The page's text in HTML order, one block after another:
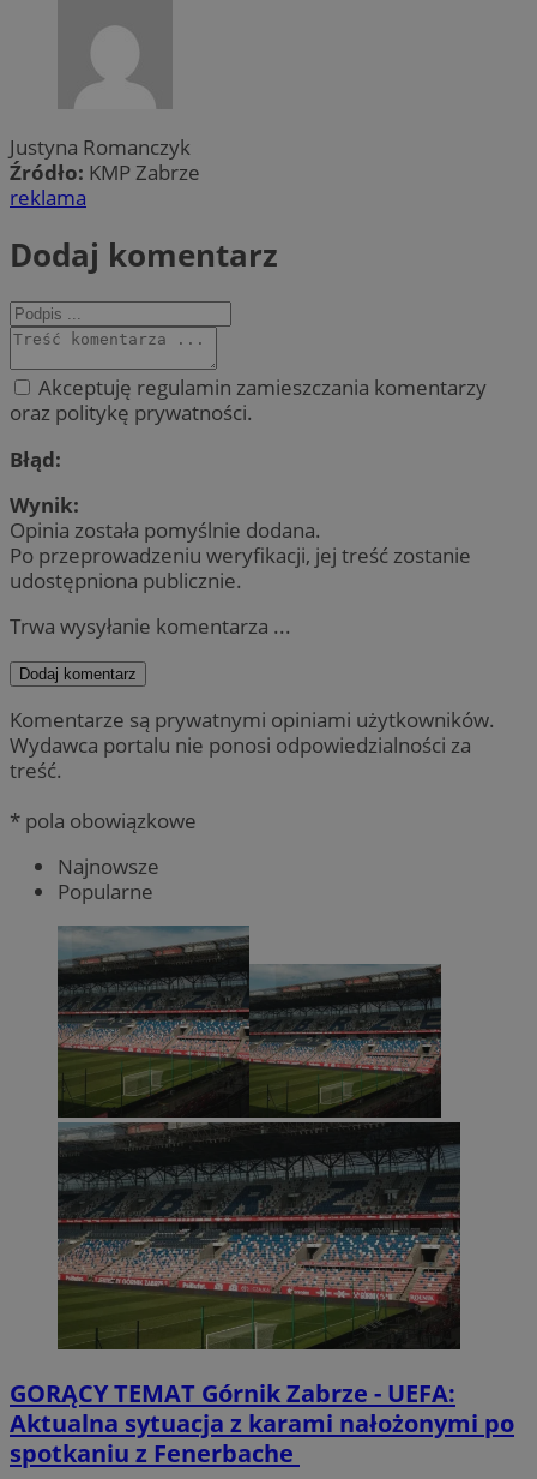
Justyna Romanczyk
Źródło: KMP Zabrze
reklama
Dodaj komentarz
Akceptuję regulamin zamieszczania komentarzy
oraz politykę prywatności.
Błąd:
Wynik:
Opinia została pomyślnie dodana.
Po przeprowadzeniu weryfikacji, jej treść zostanie
udostępniona publicznie.
Trwa wysyłanie komentarza ...
Dodaj komentarz
Komentarze są prywatnymi opiniami użytkowników.
Wydawca portalu nie ponosi odpowiedzialności za
treść.
* pola obowiązkowe
Najnowsze
Popularne
GORĄCY TEMAT Górnik Zabrze - UEFA:
Aktualna sytuacja z karami nałożonymi po
spotkaniu z Fenerbache